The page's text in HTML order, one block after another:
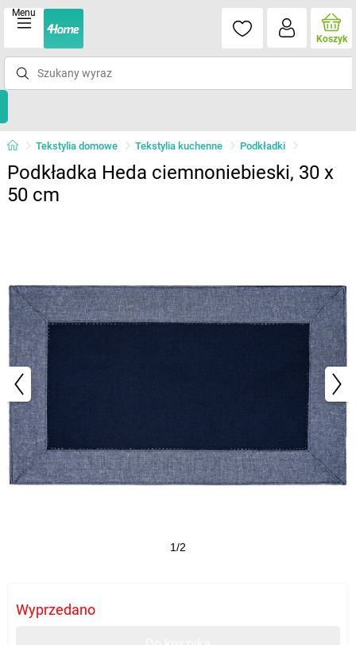
Menu
Koszyk
Tekstylia domowe Tekstylia kuchenne Podkładki
Podkładka Heda ciemnoniebieski, 30 x
50 cm
1/2
Wyprzedano